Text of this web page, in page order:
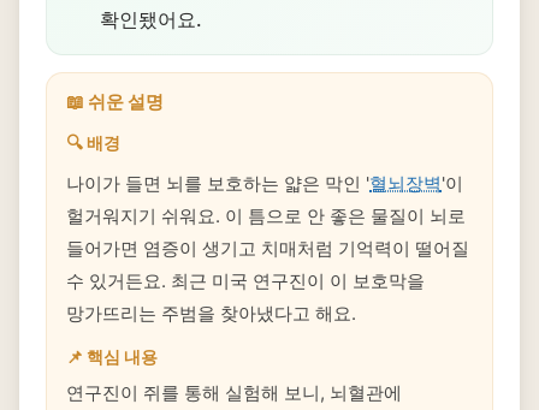
확인됐어요.
📖 쉬운 설명
🔍 배경
나이가 들면 뇌를 보호하는 얇은 막인 '혈뇌장벽'이
헐거워지기 쉬워요. 이 틈으로 안 좋은 물질이 뇌로
들어가면 염증이 생기고 치매처럼 기억력이 떨어질
수 있거든요. 최근 미국 연구진이 이 보호막을
망가뜨리는 주범을 찾아냈다고 해요.
📌 핵심 내용
연구진이 쥐를 통해 실험해 보니, 뇌혈관에